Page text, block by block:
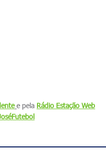
e pela Rádio Estação Web